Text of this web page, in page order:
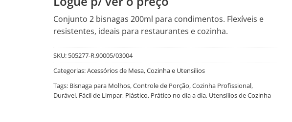
Conjunto 2 bisnagas 200ml para condimentos. Flexíveis e
resistentes, ideais para restaurantes e cozinha.
SKU: 505277-R.90005/03004
Categorias:Acessórios de Mesa,Cozinha e Utensílios
Tags: Bisnaga para Molhos,Controle de Porção,Cozinha Profissional,
Durável, Fácil de Limpar, Plástico, Prático no dia a dia, Utensílios de Cozinha